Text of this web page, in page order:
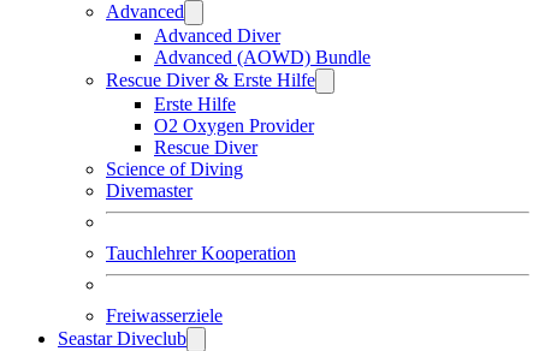
Advanced
Advanced Diver
Advanced (AOWD) Bundle
Rescue Diver & Erste Hilfe
Erste Hilfe
O2 Oxygen Provider
Rescue Diver
Science of Diving
Divemaster
Tauchlehrer Kooperation
Freiwasserziele
Seastar Diveclub